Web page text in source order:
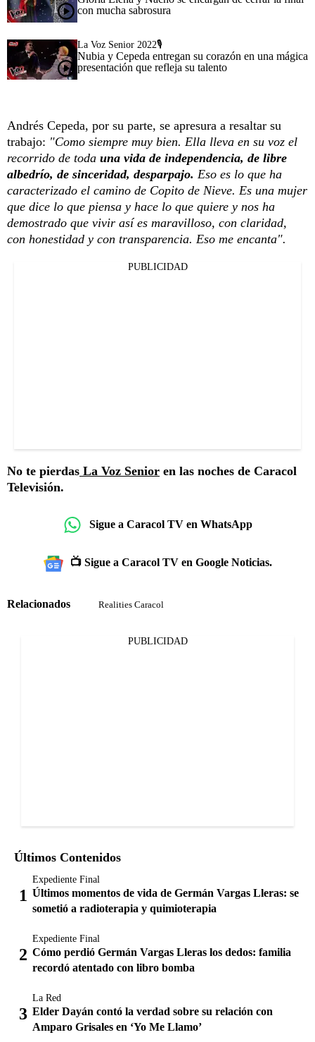
con mucha sabrosura
La Voz Senior 2022🎙️
Nubia y Cepeda entregan su corazón en una mágica
presentación que refleja su talento
Andrés Cepeda, por su parte, se apresura a resaltar su
trabajo: "Como siempre muy bien. Ella lleva en su voz el
recorrido de toda una vida de independencia, de libre
albedrío, de sinceridad, desparpajo. Eso es lo que ha
caracterizado el camino de Copito de Nieve. Es una mujer
que dice lo que piensa y hace lo que quiere y nos ha
demostrado que vivir así es maravilloso, con claridad,
con honestidad y con transparencia. Eso me encanta".
PUBLICIDAD
No te pierdas La Voz Senior en las noches de Caracol
Televisión.
Sigue a Caracol TV en WhatsApp
📺 Sigue a Caracol TV en Google Noticias.
Relacionados Realities Caracol
PUBLICIDAD
Últimos Contenidos
Expediente Final
Últimos momentos de vida de Germán Vargas Lleras: se
sometió a radioterapia y quimioterapia
Expediente Final
Cómo perdió Germán Vargas Lleras los dedos: familia
recordó atentado con libro bomba
La Red
Elder Dayán contó la verdad sobre su relación con
Amparo Grisales en ‘Yo Me Llamo’